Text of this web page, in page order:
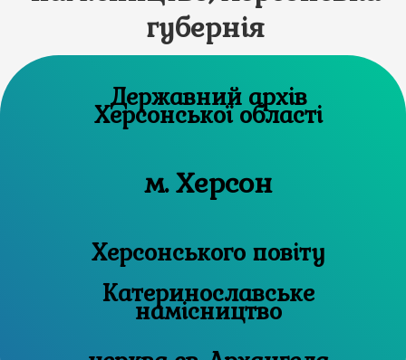
губернія
Державний архів
Херсонської області
м. Херсон
Херсонського повіту
Катеринославське
намісництво